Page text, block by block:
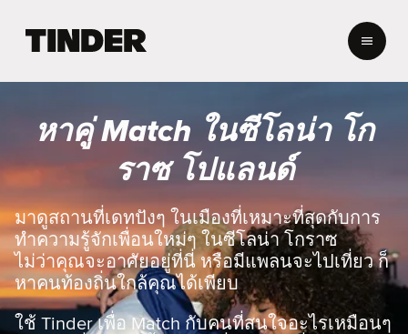
ก
i
d
e
r
หาคู่ Match ในซีโลน่า โก
ราซ โปแลนด์
มาดูสถานที่เดทปังๆ ในเมืองที่เหมาะที่สุดกับการ
ทำความรู้จักเพื่อนใหม่ๆ ในซีโลน่า โกราซ
ไม่ว่าคุณจะอาศัยอยู่ที่นี่ หรือมีแพลนจะไปเที่ยว ก็
หาคนท้องถิ่นใกล้คุณได้เพียบ
ใช้ Tinder เพื่อ Match กับคนที่สนใจอะไรเหมือนๆ